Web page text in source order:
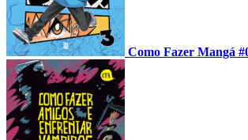
Como Fazer Mangá